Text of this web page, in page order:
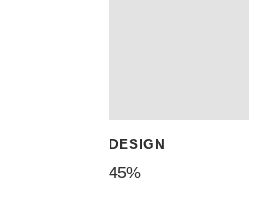
DESIGN
45%